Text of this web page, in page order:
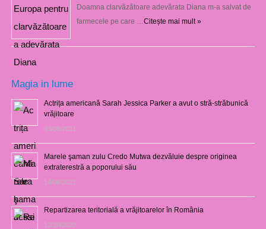
Doamna clarvăzătoare adevărata Diana m-a salvat de
farmecele pe care … Citește mai mult »
Magia in lume
Actrița americană Sarah Jessica Parker a avut o stră-străbunică
vrăjitoare
03/08/2021
Marele şaman zulu Credo Mutwa dezvăluie despre originea
extraterestră a poporului său
14/06/2021
Repartizarea teritorială a vrăjitoarelor în România
12/10/2020